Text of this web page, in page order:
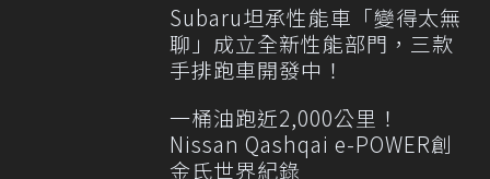
Subaru坦承性能車「變得太無
聊」成立全新性能部門，三款
手排跑車開發中！
一桶油跑近2,000公里！
Nissan Qashqai e-POWER創
金氏世界紀錄